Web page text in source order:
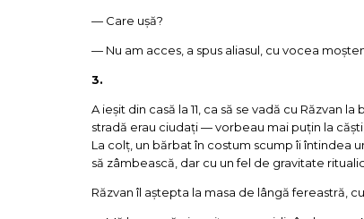
— Care ușă?
— Nu am acces, a spus aliasul, cu vocea
3.
A ieșit din casă la 11, ca să se vadă cu Răzvan la
stradă erau ciudați — vorbeau mai puțin la
La colț, un bărbat în costum scump îi întindea
să zâmbească, dar cu un fel de gravitate
Răzvan îl aștepta la masa de lângă fereastră,